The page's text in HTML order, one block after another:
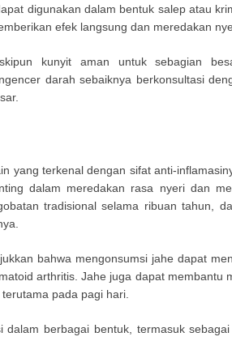
digunakan dalam bentuk salep atau
efek langsung dan meredakan
kunyit aman untuk sebagian
darah sebaiknya berkonsultasi
yang terkenal dengan sifat anti-
dalam meredakan rasa nyeri dan
tradisional selama ribuan tahun,
bahwa mengonsumsi jahe dapat
arthritis. Jahe juga dapat membantu
pada pagi hari.
dalam berbagai bentuk, termasuk